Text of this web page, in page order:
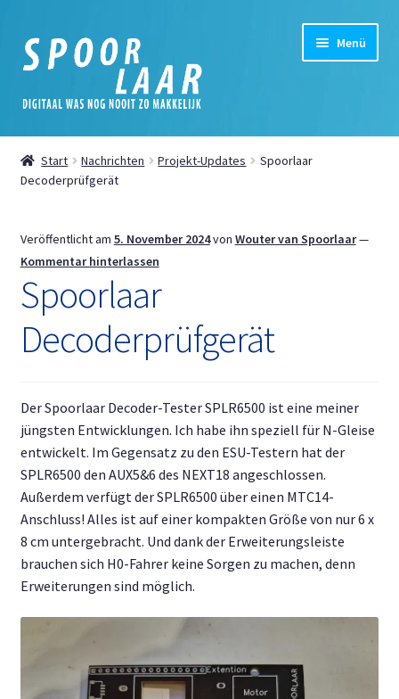
Navigation
springen
Inhalt
springen
Menü
Startseite
Shop
Mein Konto
öffnen
Nachrichten
Digital
Deutsch
öffnen
Start Nachrichten Projekt-Updates
Spoorlaar
Decoderprüfgerät
Veröffentlicht am 5. November 2024von Wouter van Spoorlaar—
Kommentar hinterlassen
Spoorlaar
Decoderprüfgerät
Der Spoorlaar Decoder-Tester SPLR6500 ist eine meiner
jüngsten Entwicklungen. Ich habe ihn speziell für N-Gleise
entwickelt. Im Gegensatz zu den ESU-Testern hat der
SPLR6500 den AUX5&6 des NEXT18 angeschlossen.
Außerdem verfügt der SPLR6500 über einen MTC14-
Anschluss! Alles ist auf einer kompakten Größe von nur 6 x
8 cm untergebracht. Und dank der Erweiterungsleiste
brauchen sich H0-Fahrer keine Sorgen zu machen, denn
Erweiterungen sind möglich.